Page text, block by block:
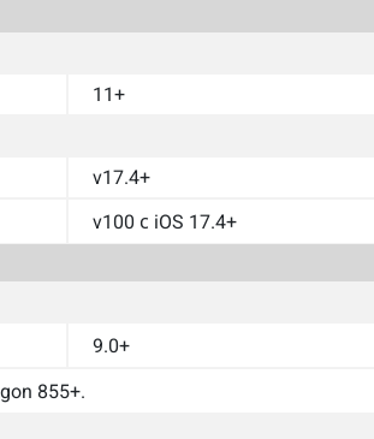
11+
v17.4+
v100 с iOS 17.4+
9.0+
855+.